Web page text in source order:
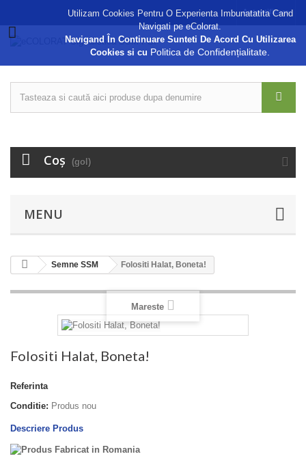
Autentificare
Coş (gol)
MENU
Semne SSM Folositi Halat, Boneta!
Mareste
Folositi Halat, Boneta!
Referinta
Conditie: Produs nou
Descriere Produs
Utilizam Cookies Pentru O Experienta Imbunatatita Cand
Navigati pe eColorat.
Navigand În Continuare Sunteti De Acord Cu Utilizarea
Cookies si cu Politica de Confidențialitate.